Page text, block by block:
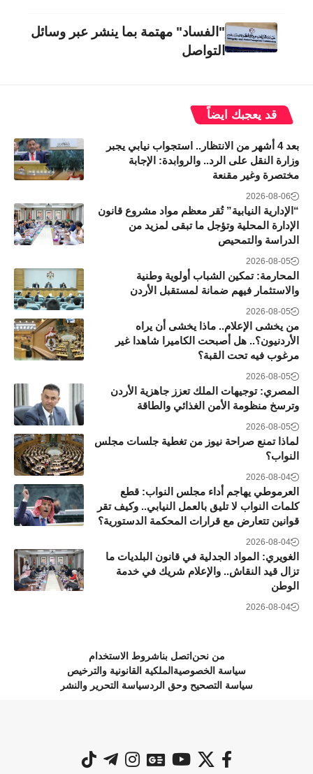
"الفساد" مهتمة بما ينشر عبر وسائل
التواصل
قد يعجبك ايضاً
بعد 4 أشهر من الانتظار.. استجواب نيابي يجبر
وزارة النقل على الرد.. والروابدة: الإجابة
مختصرة وغير مقنعة
2026-08-06
“الإدارية النيابية” تُقر معظم مواد مشروع قانون
الإدارة المحلية وتؤجل ما تبقى لمزيد من
الدراسة والتمحيص
2026-08-05
المحارمة: تمكين الشباب أولوية وطنية
والاستثمار فيهم ضمانة لمستقبل الأردن
2026-08-05
من يخشى الإعلام.. ماذا يخشى أن يراه
الأردنيون؟.. هل أصبحت الكاميرا شاهدا غير
مرغوب فيه تحت القبة؟
2026-08-05
المصري: توجيهات الملك تعزز جاهزية الأردن
وترسخ منظومة الأمن الغذائي والطاقة
2026-08-05
لماذا تمنع صراحة نيوز من تغطية جلسات مجلس
النواب؟
2026-08-04
العرموطي يهاجم أداء مجلس النواب: قطع
كلمات النواب لا تليق بالعمل النيابي.. وكيف تقر
قوانين تتعارض مع قرارات المحكمة الدستورية؟
2026-08-04
الغويري: المواد الجدلية في قانون البلديات ما
تزال قيد النقاش.. والإعلام شريك في خدمة
الوطن
2026-08-04
من نحن اتصل بناشروط الاستخدام
سياسة الخصوصية الملكية القانونية والترخيص
سياسة التصحيح وحق الردسياسة التحرير والنشر